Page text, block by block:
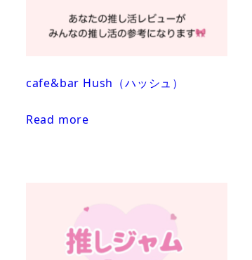
cafe&bar Hush（ハッシュ）
Read more